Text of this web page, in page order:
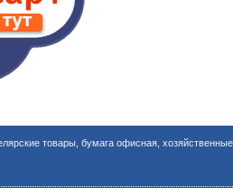
товары, бумага офисная,